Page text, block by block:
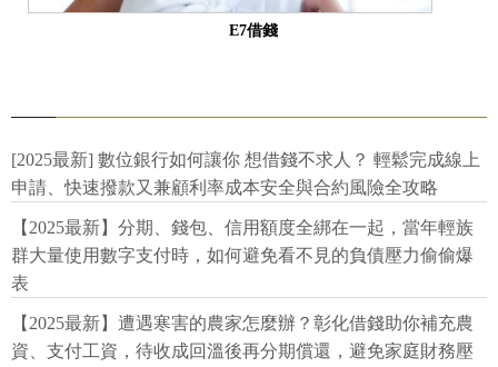
E7借錢
[2025最新] 數位銀行如何讓你 想借錢不求人？ 輕鬆完成線上
申請、快速撥款又兼顧利率成本安全與合約風險全攻略
【2025最新】分期、錢包、信用額度全綁在一起，當年輕族
群大量使用數字支付時，如何避免看不見的負債壓力偷偷爆
表
【2025最新】遭遇寒害的農家怎麼辦？彰化借錢助你補充農
資、支付工資，待收成回溫後再分期償還，避免家庭財務壓